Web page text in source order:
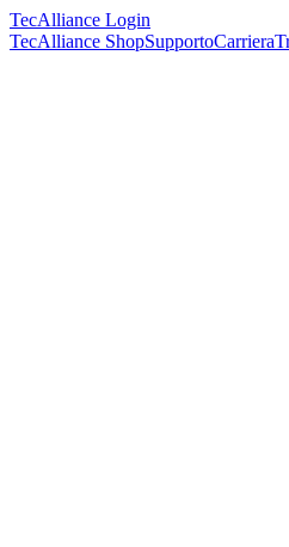
TecAlliance Login
TecAlliance ShopSupportoCarriera